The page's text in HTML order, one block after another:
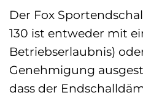
Der Fox
130 ist entweder mit
Betriebserlaubnis)
Genehmigung
dass der